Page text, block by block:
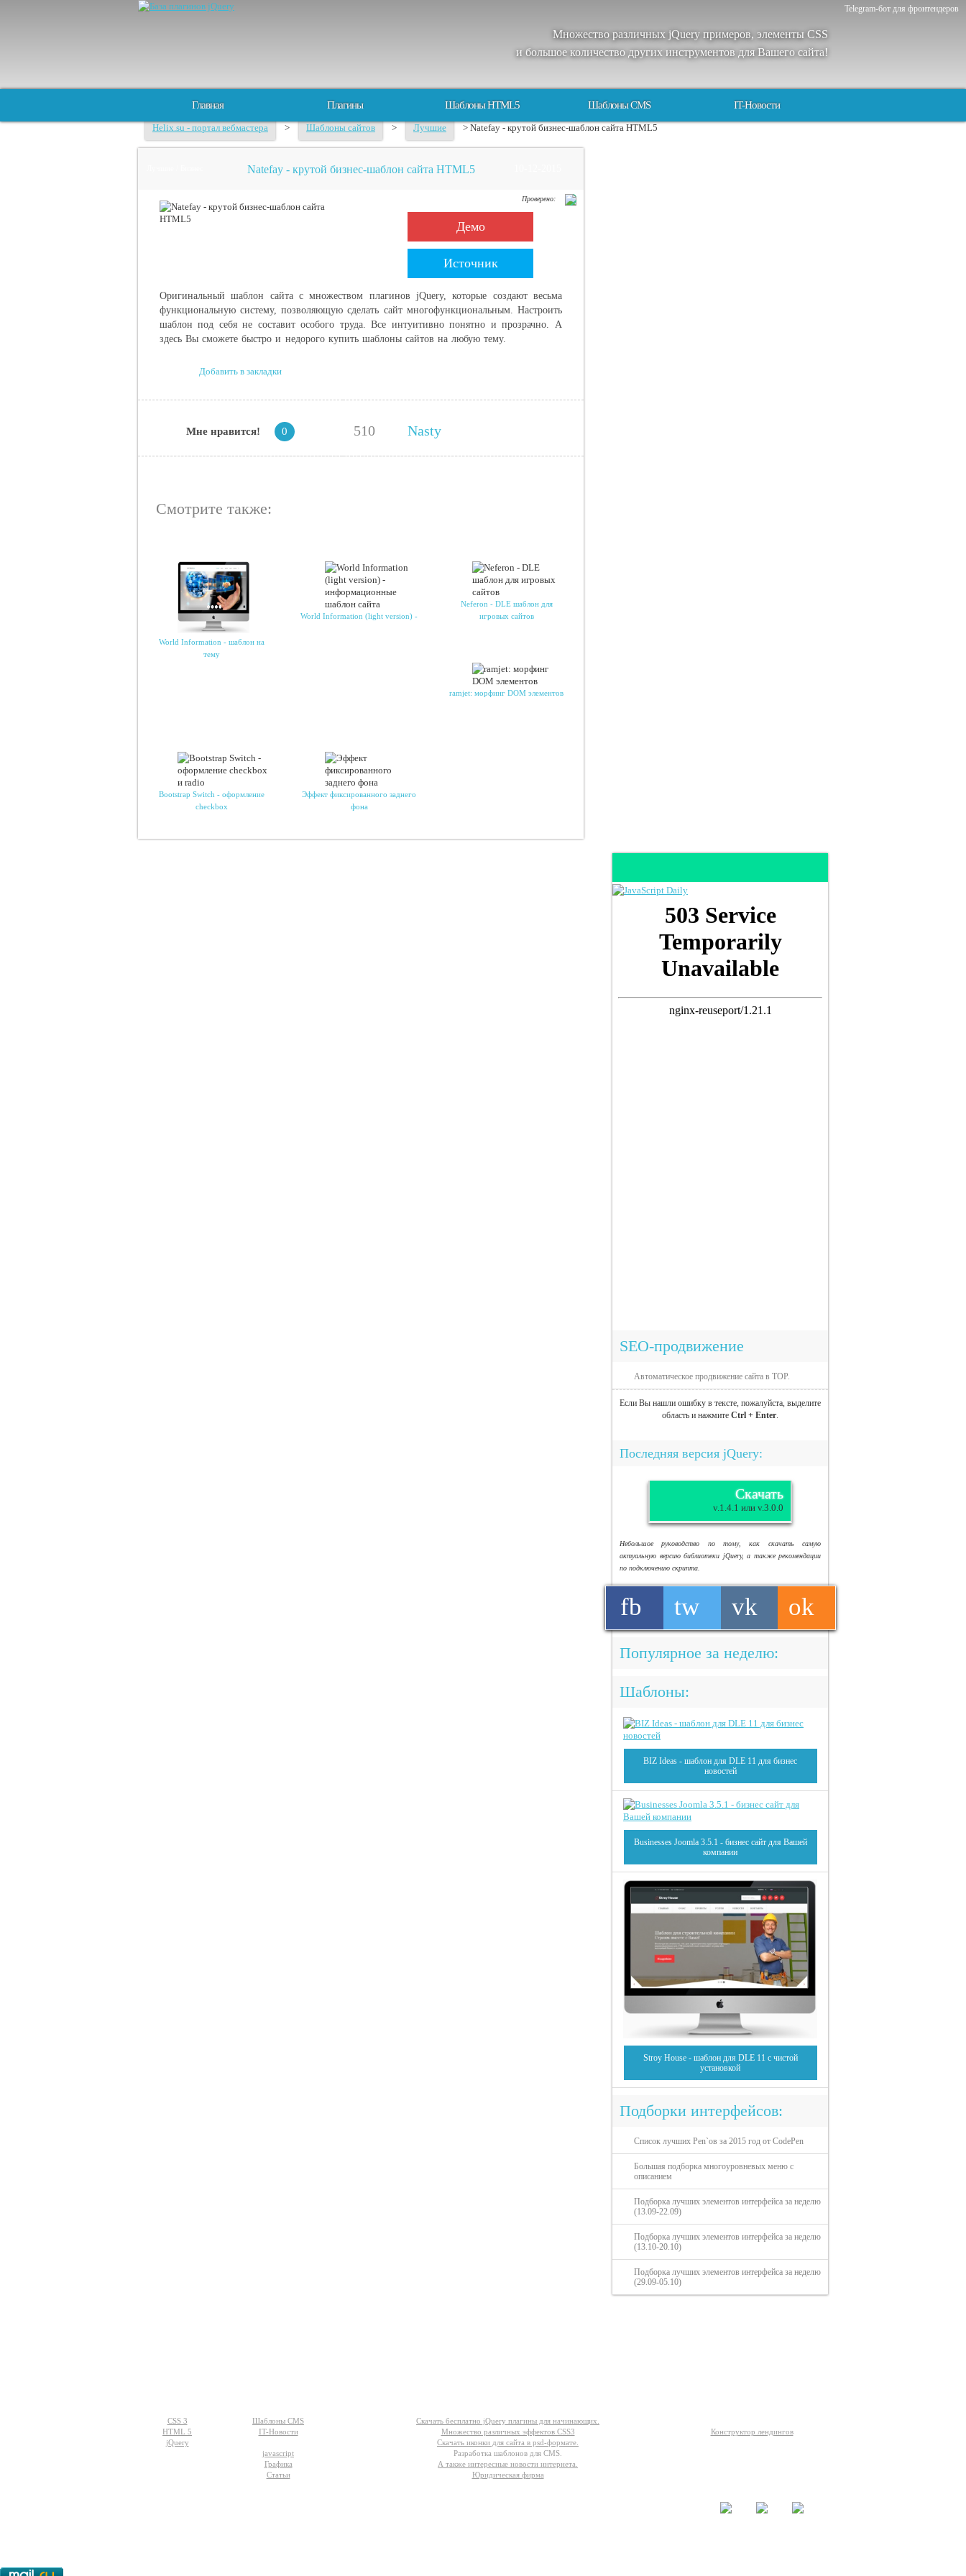
Telegram-бот для фронтендеров
Множество различных jQuery примеров, элементы CSS
и большое количество других инструментов для Вашего сайта!
Главная Плагины Шаблоны HTML5 Шаблоны CMS IT-Новости
Helix.su - портал вебмастера > Шаблоны сайтов > Лучшие > Natefay - крутой бизнеc-шаблон сайта HTML5
Natefay - крутой бизнеc-шаблон сайта HTML5
Проверено:
Демо
Источник
Оригинальный шаблон сайта с множеством плагинов jQuery, которые создают весьма
функциональную систему, позволяющую сделать сайт многофункциональным. Настроить
шаблон под себя не составит особого труда. Все интуитивно понятно и прозрачно. А
здесь Вы сможете быстро и недорого купить шаблоны сайтов на любую тему.
Добавить в закладки
Мне нравится! 0 510 Nasty
Смотрите также:
World Information - шаблон на
тему
World Information (light version) -
Neferon - DLE шаблон для
игровых сайтов
ramjet: морфинг DOM элементов
Bootstrap Switch - оформление
checkbox
Эффект фиксированного заднего
фона
SEO-продвижение
Автоматическое продвижение сайта в TOP.
Если Вы нашли ошибку в тексте, пожалуйста, выделите
область и нажмите Ctrl + Enter.
Последняя версия jQuery:
Скачать
v.1.4.1 или v.3.0.0
Небольшое руководство по тому, как скачать самую
актуальную версию библиотеки jQuery, а также рекомендации
по подключению скрипта.
fb tw vk ok
Популярное за неделю:
Шаблоны:
BIZ Ideas - шаблон для DLE 11 для бизнес
новостей
Businesses Joomla 3.5.1 - бизнес сайт для Вашей
компании
Stroy House - шаблон для DLE 11 с чистой
установкой
Подборки интерфейсов:
Список лучших Pen`ов за 2015 год от CodePen
Большая подборка многоуровневых меню с
описанием
Подборка лучших элементов интерфейса за неделю
(13.09-22.09)
Подборка лучших элементов интерфейса за неделю
(13.10-20.10)
Подборка лучших элементов интерфейса за неделю
(29.09-05.10)
CSS 3 Шаблоны CMS
Скачать бесплатно jQuery плагины для начинающих.
Множество различных эффектов CSS3
Скачать иконки для сайта в psd-формате.
Разработка шаблонов для CMS.
А также интересные новости интернета.
Юридическая фирма
HTML 5 IT-Новости
Конструктор лендингов
jQuery
javascript
Графика
Статьи